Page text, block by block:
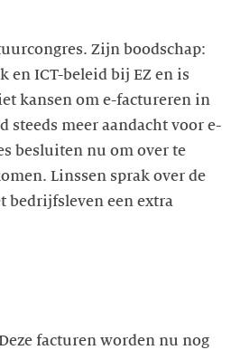
Zijn boodschap:
en ICT-beleid bij EZ en is
kansen om e-factureren in
steeds meer aandacht voor e-
besluiten nu om over te
Linssen sprak over de
bedrijfsleven een extra
facturen worden nu nog